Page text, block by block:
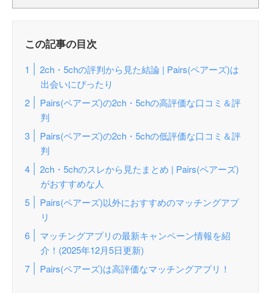
この記事の目次
2ch・5chの評判から見た結論 | Pairs(ペアーズ)は
出会いにぴったり
Pairs(ペアーズ)の2ch・5chの高評価な口コミ＆評
判
Pairs(ペアーズ)の2ch・5chの低評価な口コミ＆評
判
2ch・5chのスレから見たまとめ | Pairs(ペアーズ)
がおすすめな人
Pairs(ペアーズ)以外におすすめのマッチングアプ
リ
マッチングアプリの最新キャンペーン情報を紹
介！(2025年12月5日更新)
Pairs(ペアーズ)は高評価なマッチングアプリ！